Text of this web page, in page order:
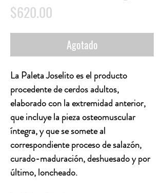
$620.00
Agotado
La Paleta Joselito es el producto
procedente de cerdos adultos,
elaborado con la extremidad anterior,
que incluye la pieza osteomuscular
íntegra, y que se somete al
correspondiente proceso de salazón,
curado-maduración, deshuesado y por
último, loncheado.